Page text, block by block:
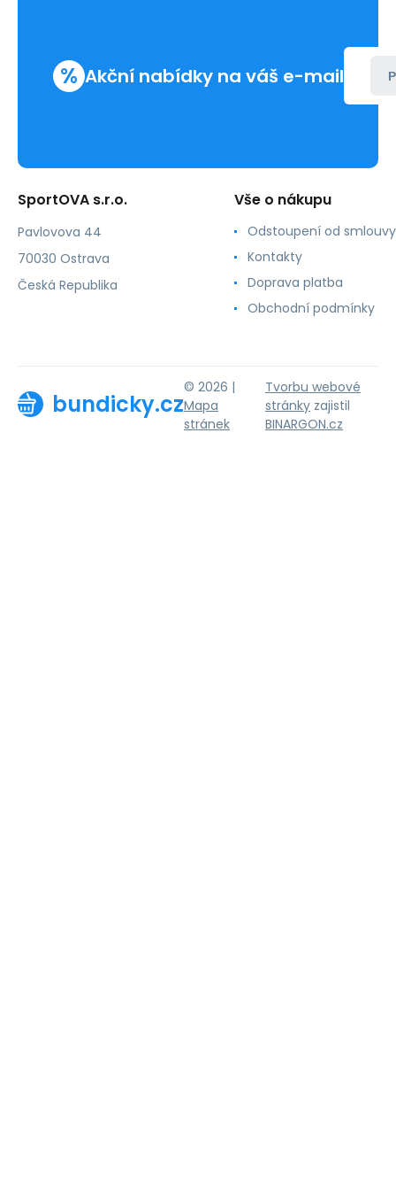
% Akční nabídky na váš e-mail
SportOVA s.r.o.
Pavlovova 44
70030 Ostrava
Česká Republika
Vše o nákupu
Odstoupení od smlouvy
Kontakty
Doprava platba
Obchodní podmínky
bundicky.cz
© 2026 |
Mapa
stránek
Tvorbu webové
stránky zajistil
BINARGON.cz